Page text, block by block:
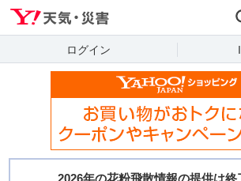
ログイン